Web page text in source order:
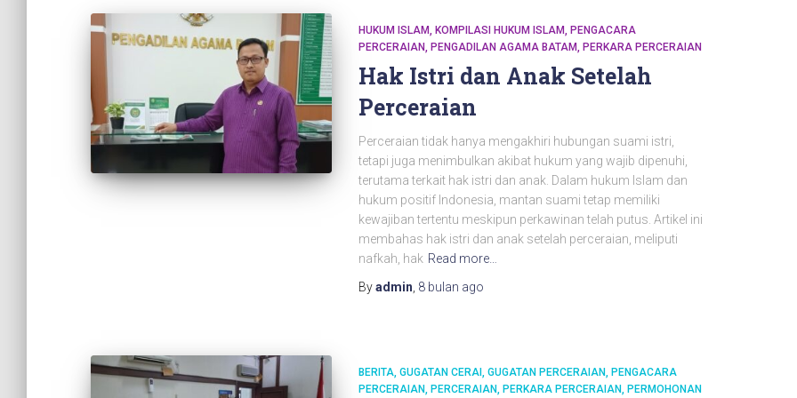
HUKUM ISLAM KOMPILASI HUKUM ISLAM
PENGACARA
PERCERAIAN
PENGADILAN AGAMA BATAM PERKARA PERCERAIAN
Hak Istri dan Anak Setelah
Perceraian
Perceraian tidak hanya mengakhiri hubungan suami istri,
tetapi juga menimbulkan akibat hukum yang wajib dipenuhi,
terutama terkait hak istri dan anak. Dalam hukum Islam dan
hukum positif Indonesia, mantan suami tetap memiliki
kewajiban tertentu meskipun perkawinan telah putus. Artikel ini
membahas hak istri dan anak setelah perceraian, meliputi
nafkah, hak Read more…
Byadmin 8 bulan ago
BERITA GUGATAN CERAI GUGATAN PERCERAIAN
PENGACARA
PERCERAIAN
PERCERAIAN PERKARA PERCERAIAN PERMOHONAN